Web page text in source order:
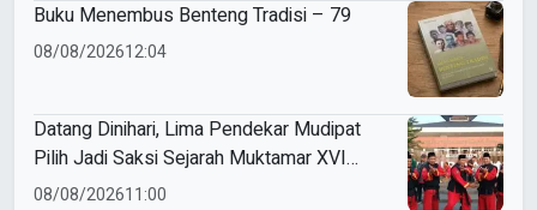
Buku Menembus Benteng Tradisi – 79
08/08/202612:04
Datang Dinihari, Lima Pendekar Mudipat
Pilih Jadi Saksi Sejarah Muktamar XVI
Tapak Suci
08/08/202611:00